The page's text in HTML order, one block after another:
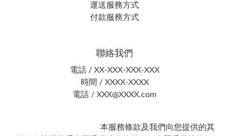
運送服務方式
付款服務方式
聯絡我們
電話 / XX-XXX-XXX-XXX
時間 / XXXX-XXXX
電話 / XXX@XXXX.com
本服務條款及我們向您提供的其